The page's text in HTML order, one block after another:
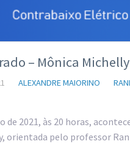
– Mônica Michelly
ALEXANDRE MAIORINO
de 2021, às 20 horas,
orientada pelo professor